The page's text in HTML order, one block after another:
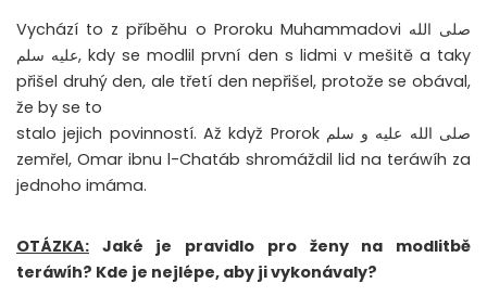
Vychází to z příběhu o Proroku Muhammadovi صلى الله
عليه سلم, kdy se modlil první den s lidmi v mešitě a taky
přišel druhý den, ale třetí den nepřišel, protože se obával,
že by se to
stalo jejich povinností. Až když Prorok صلى الله عليه و سلم
zemřel, Omar ibnu l-Chatáb shromáždil lid na teráwíh za
jednoho imáma.
OTÁZKA: Jaké je pravidlo pro ženy na modlitbě
teráwíh? Kde je nejlépe, aby ji vykonávaly?